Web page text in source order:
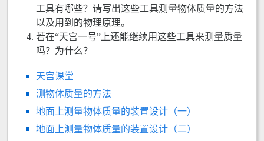
工具有哪些？请写出这些工具测量物体质量的方法
以及用到的物理原理。
若在“天宫一号”上还能继续用这些工具来测量质量
吗？为什么？
天宫课堂
测物体质量的方法
地面上测量物体质量的装置设计（一）
地面上测量物体质量的装置设计（二）